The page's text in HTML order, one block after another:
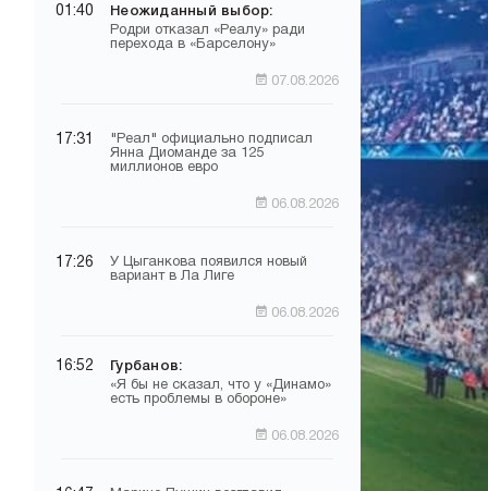
01:40 Неожиданный выбор:
Родри отказал «Реалу» ради
перехода в «Барселону»
07.08.2026
17:31
"Реал" официально подписал
Янна Диоманде за 125
миллионов евро
06.08.2026
17:26
У Цыганкова появился новый
вариант в Ла Лиге
06.08.2026
16:52 Гурбанов:
«Я бы не сказал, что у «Динамо»
есть проблемы в обороне»
06.08.2026